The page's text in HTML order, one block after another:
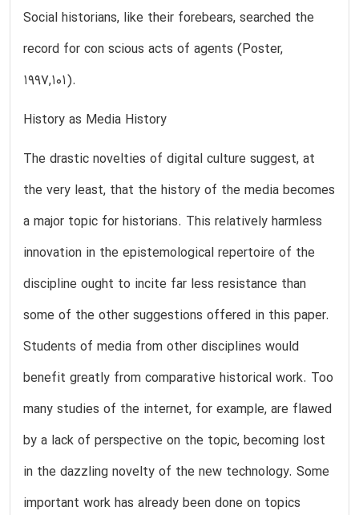
Social historians, like their forebears, searched the
record for con scious acts of agents (Poster,
1997,101).
History as Media History
The drastic novelties of digital culture suggest, at
the very least, that the history of the media becomes
a major topic for historians. This relatively harmless
innovation in the epistemological repertoire of the
discipline ought to incite far less resistance than
some of the other suggestions offered in this paper.
Students of media from other disciplines would
benefit greatly from comparative historical work. Too
many studies of the internet, for example, are flawed
by a lack of perspective on the topic, becoming lost
in the dazzling novelty of the new technology. Some
important work has already been done on topics